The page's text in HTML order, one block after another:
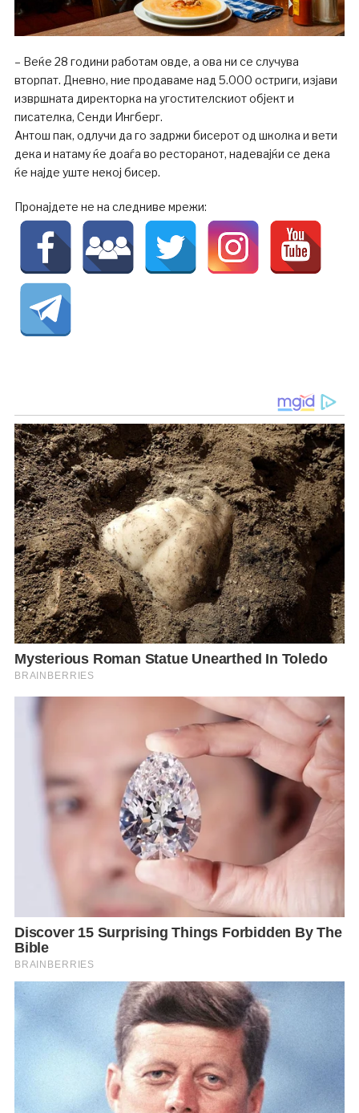
– Веќе 28 години работам овде, а ова ни се случува
вторпат. Дневно, ние продаваме над 5.000 остриги, изјави
извршната директорка на угостителскиот објект и
писателка, Сенди Ингберг.
Антош пак, одлучи да го задржи бисерот од школка и вети
дека и натаму ќе доаѓа во ресторанот, надевајќи се дека
ќе најде уште некој бисер.
Пронајдете не на следниве мрежи: